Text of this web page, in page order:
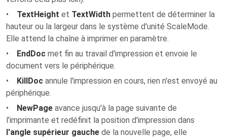
• TextHeight et TextWidth permettent de déterminer la
hauteur ou la largeur dans le système d'unité ScaleMode.
Elle attend la chaîne à imprimer en paramètre.
• EndDoc met fin au travail d'impression et envoie le
document vers le périphérique.
• KillDoc annule l'impression en cours, rien n'est envoyé au
périphérique.
• NewPage avance jusqu'à la page suivante de
l'imprimante et redéfinit la position d'impression dans
l'angle supérieur gauche de la nouvelle page, elle